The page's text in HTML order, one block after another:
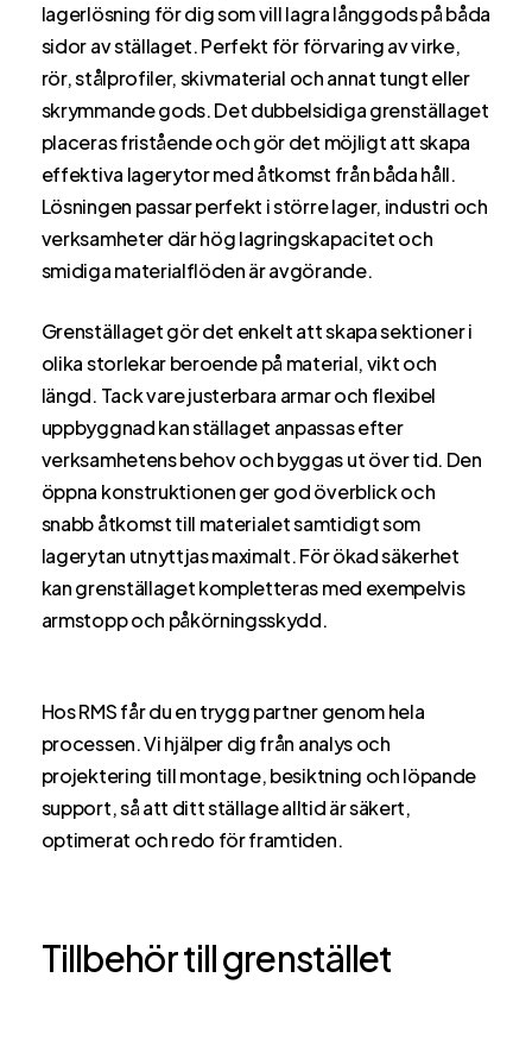
lagerlösning för dig som vill lagra långgods på båda
sidor av ställaget. Perfekt för förvaring av virke,
rör, stålprofiler, skivmaterial och annat tungt eller
skrymmande gods. Det dubbelsidiga grenställaget
placeras fristående och gör det möjligt att skapa
effektiva lagerytor med åtkomst från båda håll.
Lösningen passar perfekt i större lager, industri och
verksamheter där hög lagringskapacitet och
smidiga materialflöden är avgörande.
Grenställaget gör det enkelt att skapa sektioner i
olika storlekar beroende på material, vikt och
längd. Tack vare justerbara armar och flexibel
uppbyggnad kan ställaget anpassas efter
verksamhetens behov och byggas ut över tid. Den
öppna konstruktionen ger god överblick och
snabb åtkomst till materialet samtidigt som
lagerytan utnyttjas maximalt. För ökad säkerhet
kan grenställaget kompletteras med exempelvis
armstopp och påkörningsskydd.
Hos RMS får du en trygg partner genom hela
processen. Vi hjälper dig från analys och
projektering till montage, besiktning och löpande
support, så att ditt ställage alltid är säkert,
optimerat och redo för framtiden.
Tillbehör till grenstället